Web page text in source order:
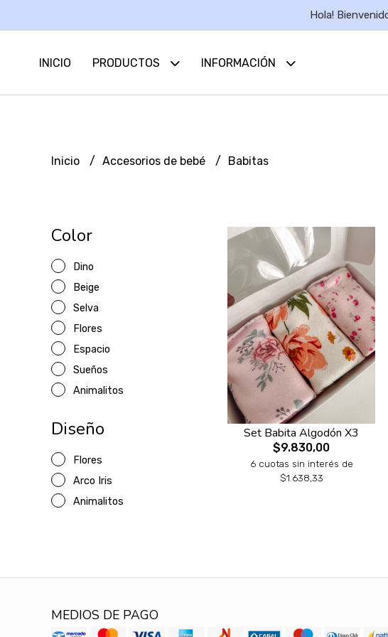
Hola!
INICIO PRODUCTOS INFORMACIÓN
Inicio Accesorios de bebé Babitas
Color
Dino
Beige
Selva
Flores
Espacio
Sueños
Animalitos
Diseño
Flores
Arco Iris
Animalitos
Set Babita Algodón X3
$9.830,00
6 cuotas sin interés de
$1.638,33
MEDIOS DE PAGO